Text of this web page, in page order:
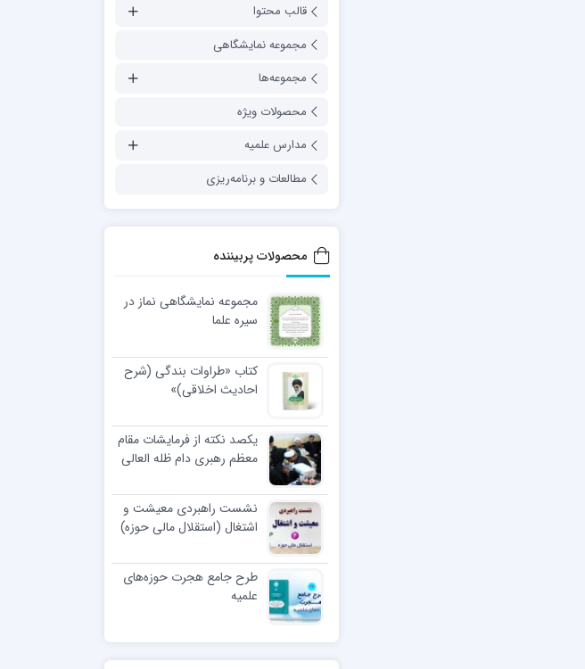
قالب محتوا
مجموعه نمایشگاهی
مجموعه‌ها
محصولات ویژه
مدارس علمیه
مطالعات و برنامه‌ریزی
محصولات پربیننده
مجموعه نمایشگاهی نماز در
سیره علما
کتاب «طراوات بندگی (شرح
احادیث اخلاقی)»
یکصد نکته از فرمایشات مقام
معظم رهبری دام ظله العالی
نشست راهبردی معیشت و
اشتغال (استقلال مالی حوزه)
طرح جامع هجرت حوزه‌های
علمیه